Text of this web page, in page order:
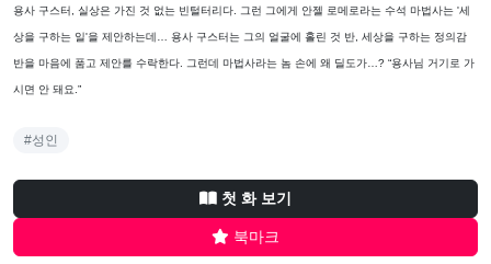
용사 구스터, 실상은 가진 것 없는 빈털터리다. 그런 그에게 안젤 로메로라는 수석 마법사는 '세
상을 구하는 일'을 제안하는데… 용사 구스터는 그의 얼굴에 홀린 것 반, 세상을 구하는 정의감
반을 마음에 품고 제안를 수락한다. 그런데 마법사라는 놈 손에 왜 딜도가…? “용사님 거기로 가
시면 안 돼요.”
#성인
첫 화 보기
북마크